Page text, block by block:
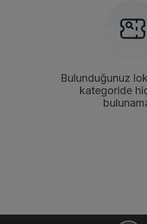
Bulunduğunuz
kategoride